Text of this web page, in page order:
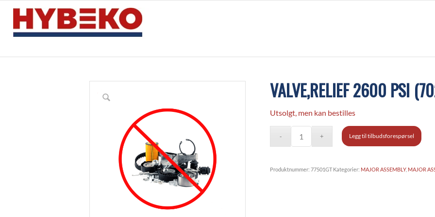
VALVE,RELIEF 2600 PSI
Utsolgt, men kan bestilles
Legg til tilbudsforespørsel
Produktnummer:77501GT Kategorier: MAJOR ASSEMBLY, MAJOR